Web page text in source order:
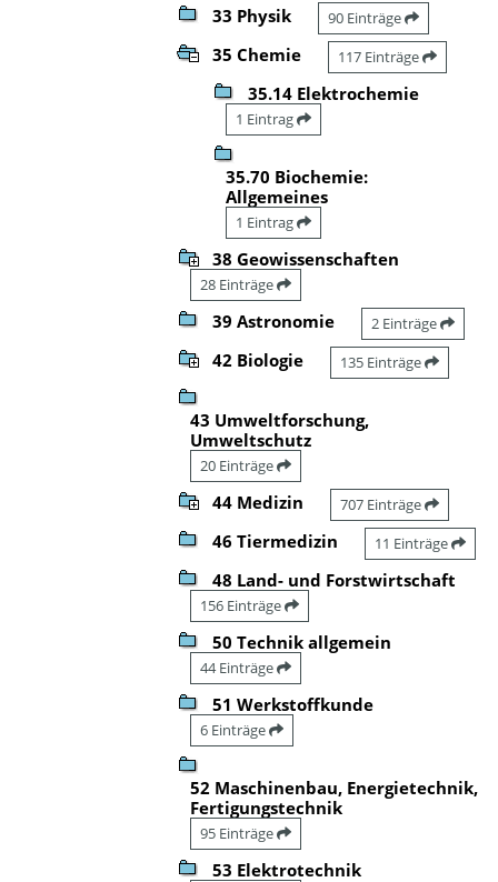
33 Physik 90 Einträge
35 Chemie 117 Einträge
35.14 Elektrochemie
1 Eintrag
35.70 Biochemie:
Allgemeines
1 Eintrag
38 Geowissenschaften
28 Einträge
39 Astronomie 2 Einträge
42 Biologie 135 Einträge
43 Umweltforschung,
Umweltschutz
20 Einträge
44 Medizin 707 Einträge
46 Tiermedizin 11 Einträge
48 Land- und Forstwirtschaft
156 Einträge
50 Technik allgemein
44 Einträge
51 Werkstoffkunde
6 Einträge
52 Maschinenbau, Energietechnik,
Fertigungstechnik
95 Einträge
53 Elektrotechnik